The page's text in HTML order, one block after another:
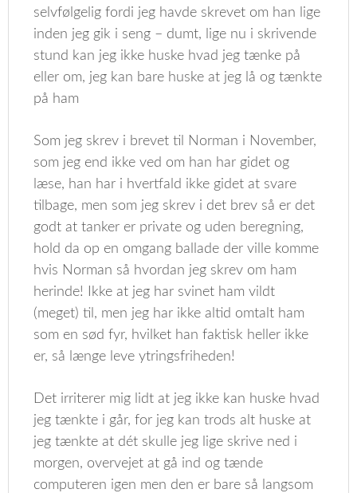
selvfølgelig fordi jeg havde skrevet om han lige
inden jeg gik i seng – dumt, lige nu i skrivende
stund kan jeg ikke huske hvad jeg tænke på
eller om, jeg kan bare huske at jeg lå og tænkte
på ham
Som jeg skrev i brevet til Norman i November,
som jeg end ikke ved om han har gidet og
læse, han har i hvertfald ikke gidet at svare
tilbage, men som jeg skrev i det brev så er det
godt at tanker er private og uden beregning,
hold da op en omgang ballade der ville komme
hvis Norman så hvordan jeg skrev om ham
herinde! Ikke at jeg har svinet ham vildt
(meget) til, men jeg har ikke altid omtalt ham
som en sød fyr, hvilket han faktisk heller ikke
er, så længe leve ytringsfriheden!
Det irriterer mig lidt at jeg ikke kan huske hvad
jeg tænkte i går, for jeg kan trods alt huske at
jeg tænkte at dét skulle jeg lige skrive ned i
morgen, overvejet at gå ind og tænde
computeren igen men den er bare så langsom